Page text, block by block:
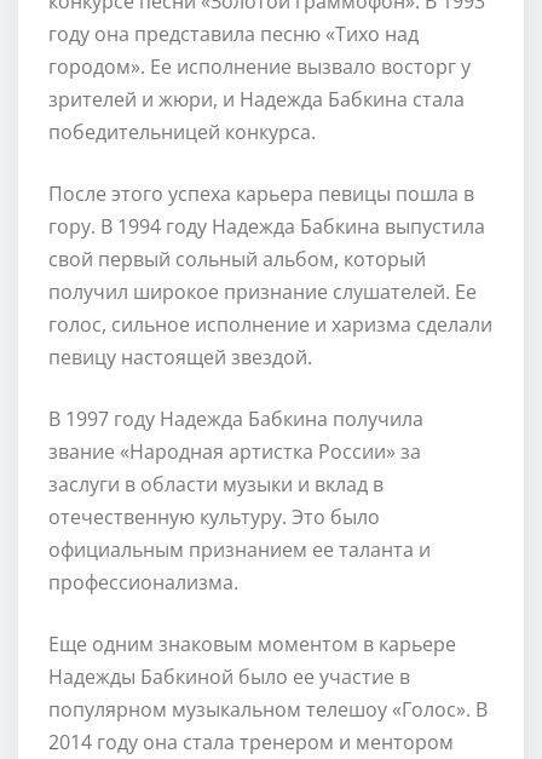
году она представила песню «Тихо над
городом». Ее исполнение вызвало восторг у
зрителей и жюри, и Надежда Бабкина стала
победительницей конкурса.
После этого успеха карьера певицы пошла в
гору. В 1994 году Надежда Бабкина выпустила
свой первый сольный альбом, который
получил широкое признание слушателей. Ее
голос, сильное исполнение и харизма сделали
певицу настоящей звездой.
В 1997 году Надежда Бабкина получила
звание «Народная артистка России» за
заслуги в области музыки и вклад в
отечественную культуру. Это было
официальным признанием ее таланта и
профессионализма.
Еще одним знаковым моментом в карьере
Надежды Бабкиной было ее участие в
популярном музыкальном телешоу «Голос». В
2014 году она стала тренером и ментором